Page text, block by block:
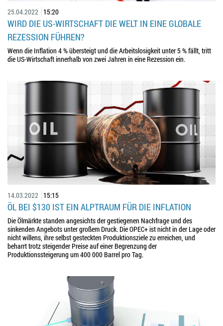
25.04.2022 15:20
WIRD DIE US-WIRTSCHAFT DIE WELT IN EINE GLOBALE
REZESSION FÜHREN?
Wenn die Inflation 4 % übersteigt und die Arbeitslosigkeit unter 5 % fällt, tritt
die US-Wirtschaft innerhalb von zwei Jahren in eine Rezession ein.
14.03.2022 15:15
ÖL BEI $130 IST EIN ALPTRAUM FÜR DIE INFLATION
Die Ölmärkte standen angesichts der gestiegenen Nachfrage und des
sinkenden Angebots unter großem Druck. Die OPEC+ ist nicht in der Lage oder
nicht willens, ihre selbst gesteckten Produktionsziele zu erreichen, und
beharrt trotz steigender Preise auf einer Begrenzung der
Produktionssteigerung um 400 000 Barrel pro Tag.